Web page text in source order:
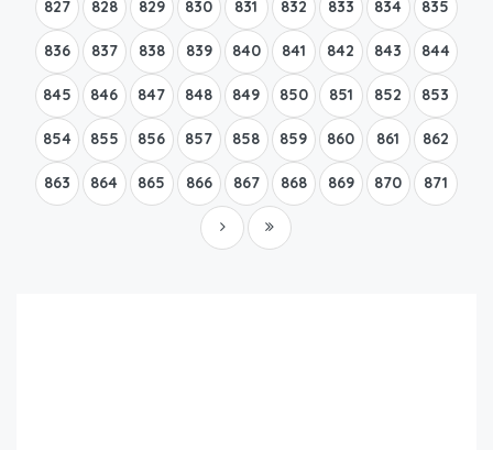
827 828 829 830 831 832 833 834 835
836 837 838 839 840 841 842 843 844
845 846 847 848 849 850 851 852 853
854 855 856 857 858 859 860 861 862
863 864 865 866 867 868 869 870 871